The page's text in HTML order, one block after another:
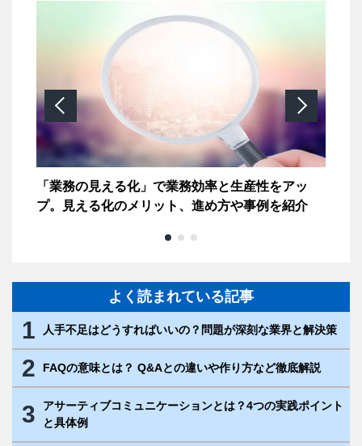
「業務の見える化」で業務効率と生産性をアッ
プ。見える化のメリット、進め方や事例を紹介
よく読まれている記事
1 人手不足はどうすればいいの？問題が深刻な業界と解決策
2 FAQの意味とは？ Q&Aとの違いや作り方など徹底解説
3
アサーティブコミュニケーションとは？4つの実践ポイント
と具体例